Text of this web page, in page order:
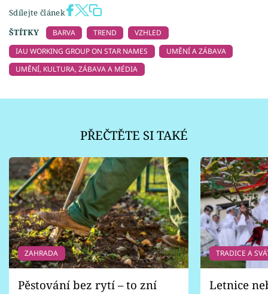
Sdílejte článek
ŠTÍTKY
BARVA TREND
VZHLED
IAU WORKING GROUP ON STAR NAMES
UMĚNÍ A ZÁBAVA
UMĚNÍ, KULTURA, ZÁBAVA A MÉDIA
PŘEČTĚTE SI TAKÉ
ZAHRADA
Pěstování bez rytí – to zní
TRADICE A
Letnice